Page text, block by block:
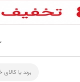
برند یا